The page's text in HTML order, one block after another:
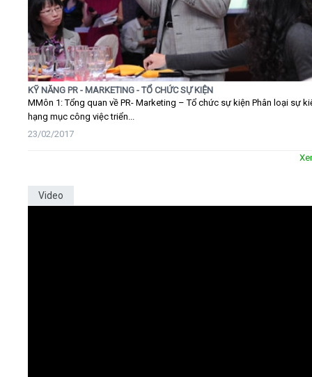
KỸ NĂNG PR - MARKETING - TỔ CHỨC SỰ KIỆN
MMôn 1: Tổng quan về PR- Marketing – Tổ chức sự kiện Phân loại sự
hạng mục công việc triển...
23/02/2017
Video